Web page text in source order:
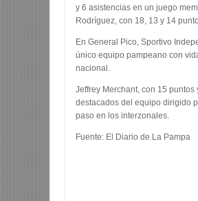
y 6 asistencias en un juego
Rodríguez, con 18, 13 y 14
En General Pico, Sportivo
único equipo pampeano con
nacional.
Jeffrey Merchant, con 15
destacados del equipo dirigido
paso en los interzonales.
Fuente: El Diario de La Pampa